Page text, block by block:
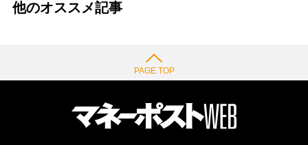
他のオススメ記事
PAGE TOP